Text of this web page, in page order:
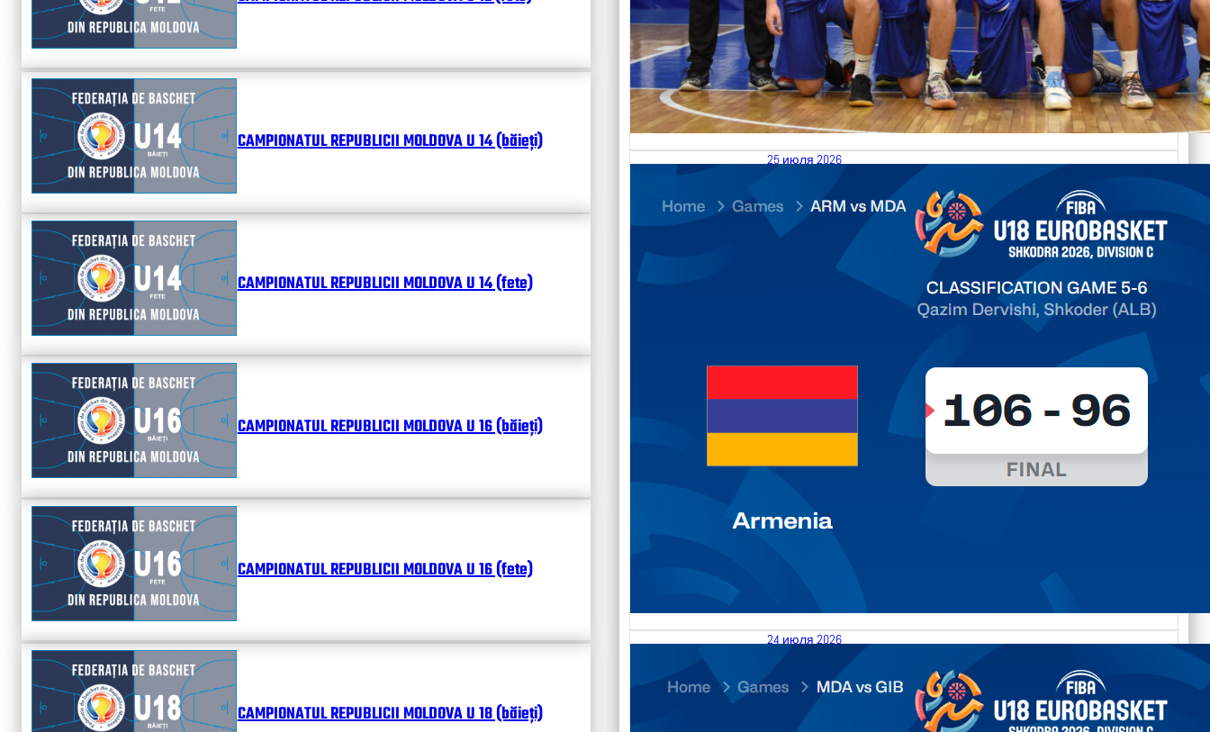
CAMPIONATUL REPUBLICII MOLDOVA U 14 (băieți)
CAMPIONATUL REPUBLICII MOLDOVA U 14 (fete)
CAMPIONATUL REPUBLICII MOLDOVA U 16 (băieți)
CAMPIONATUL REPUBLICII MOLDOVA U 16 (fete)
CAMPIONATUL REPUBLICII MOLDOVA U 18 (băieți)
25 июля 2026
26.07.2026 Armenia vs Moldova FIBA U18 EuroBasket 2026,
Division C
КалендарьТаблица Выберите Обзор Статистика Матч сыгран 0
Читать далее
24 июля 2026
25.07.2026 Moldova vs Gibraltar FIBA U18 EuroBasket 2026,
Division C
КалендарьТаблица Выберите Обзор Статистика Матч сыгран 0